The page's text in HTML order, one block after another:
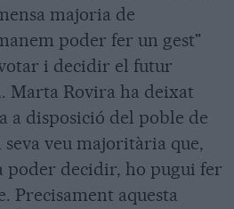
majoria de
poder fer un gest"
i decidir el futur
Marta Rovira ha deixat
a disposició del poble de
veu majoritària que,
poder decidir, ho pugui fer
Precisament aquesta